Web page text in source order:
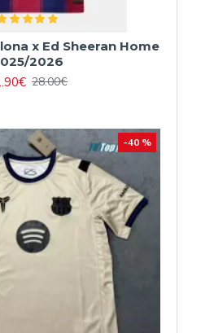
x Ed Sheeran Home
2026
28.00€
-40 %